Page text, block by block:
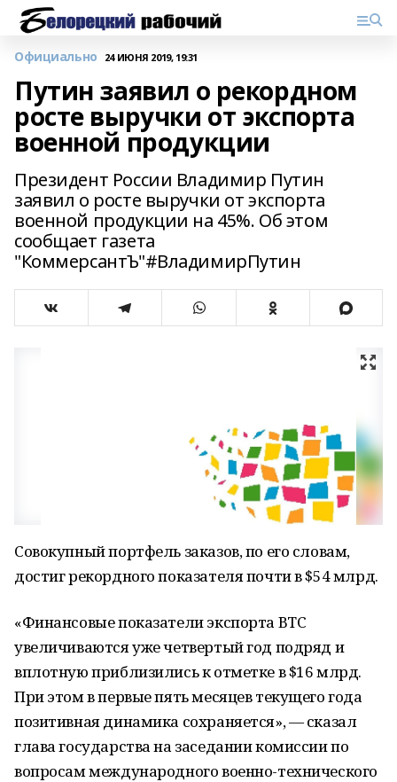
Официально 24 ИЮНЯ 2019, 19:31
Путин заявил о рекордном
росте выручки от экспорта
военной продукции
Президент России Владимир Путин
заявил о росте выручки от экспорта
военной продукции на 45%. Об этом
сообщает газета
"КоммерсантЪ"#ВладимирПутин
Совокупный портфель заказов, по его словам,
достиг рекордного показателя почти в $54 млрд.
«Финансовые показатели экспорта ВТС
увеличиваются уже четвертый год подряд и
вплотную приблизились к отметке в $16 млрд.
При этом в первые пять месяцев текущего года
позитивная динамика сохраняется», — сказал
глава государства на заседании комиссии по
вопросам международного военно-технического